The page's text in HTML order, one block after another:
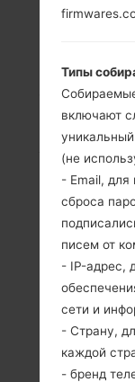
2.0 дюйма
экрана к
176 x 220
(~141
пикселей
дюйм)
91 грамм
унции)
Типы
включают
(не
- Email, для
сброса
писем от
- IP-адрес,
сети и
- Страну,
каждой
- бренд